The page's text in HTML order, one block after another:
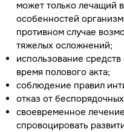
может только лечащий
особенностей
противном случае
тяжелых осложнений;
использование
время полового акта;
соблюдение правил
отказ от
своевременное
спровоцировать